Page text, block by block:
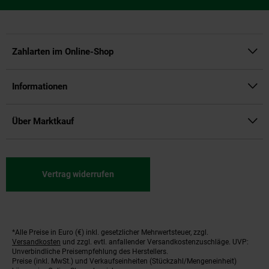
Zahlarten im Online-Shop
Informationen
Über Marktkauf
Vertrag widerrufen
Fußnoten
*Alle Preise in Euro (€) inkl. gesetzlicher Mehrwertsteuer, zzgl.
Versandkosten und zzgl. evtl. anfallender Versandkostenzuschläge. UVP:
Unverbindliche Preisempfehlung des Herstellers.
Preise (inkl. MwSt.) und Verkaufseinheiten (Stückzahl/Mengeneinheit)